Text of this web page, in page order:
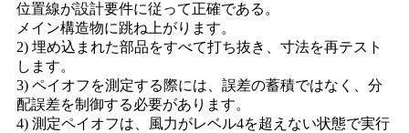
位置線が設計要件に従って正確である。
メイン構造物に跳ね上がります。
2) 埋め込まれた部品をすべて打ち抜き、寸法を再テスト
します。
3) ペイオフを測定する際には、誤差の蓄積ではなく、分
配誤差を制御する必要があります。
4) 測定ペイオフは、風力がレベル4を超えない状態で実行